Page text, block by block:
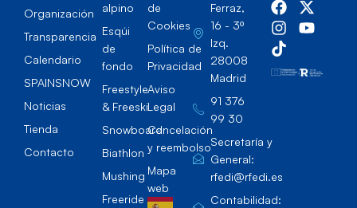
Organización
Transparencia
Calendario
SPAINSNOW
Noticias
Tienda
Contacto
alpino
Esqúi
de
fondo
Freestyle
& Freeski
Snowboard
Biathlon
Mushing
Freeride
de
Cookies
Política de
Privacidad
Aviso
Legal
Cancelación
y reembolso
Mapa
web
Ferraz,
16 - 3º
Izq.
28008
Madrid
91 376
99 30
Secretaría y
General:
rfedi@rfedi.es
Contabilidad: